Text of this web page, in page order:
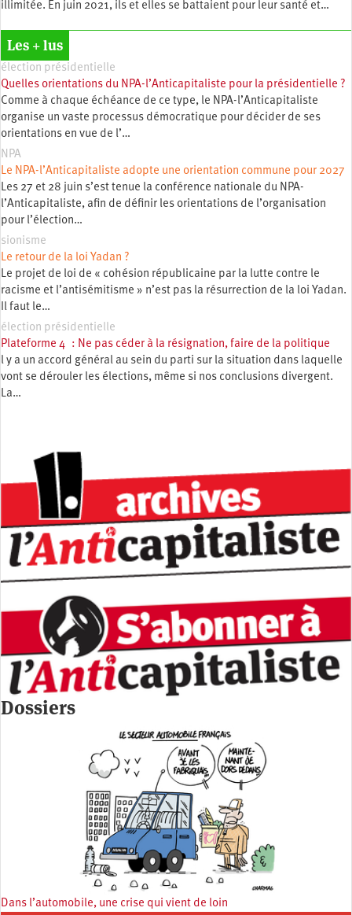
illimitée. En juin 2021, ils et elles se battaient pour leur santé et…
Les + lus
élection présidentielle
Quelles orientations du NPA-l’Anticapitaliste pour la présidentielle ?
Comme à chaque échéance de ce type, le NPA-l’Anticapitaliste
organise un vaste processus démocratique pour décider de ses
orientations en vue de l’…
NPA
Le NPA-l’Anticapitaliste adopte une orientation commune pour 2027
Les 27 et 28 juin s’est tenue la conférence nationale du NPA-
l’Anticapitaliste, afin de définir les orientations de l’organisation
pour l’élection…
sionisme
Le retour de la loi Yadan ?
Le projet de loi de « cohésion républicaine par la lutte contre le
racisme et l’antisémitisme » n’est pas la résurrection de la loi Yadan.
Il faut le…
élection présidentielle
Plateforme 4 : Ne pas céder à la résignation, faire de la politique
l y a un accord général au sein du parti sur la situation dans laquelle
vont se dérouler les élections, même si nos conclusions divergent.
La…
Dossiers
Dans l’automobile, une crise qui vient de loin